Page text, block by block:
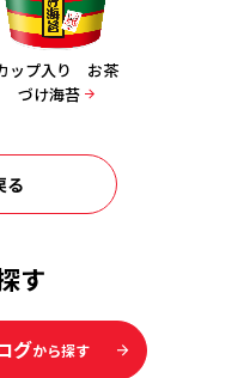
ップ入り お茶
づけ海苔
る
す
グから探す